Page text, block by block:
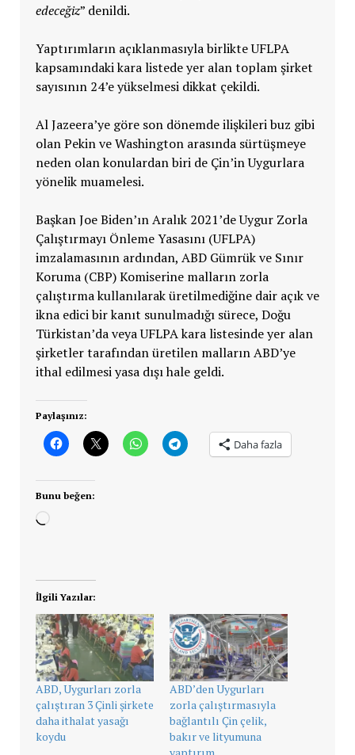
edeceğiz” denildi.
Yaptırımların açıklanmasıyla birlikte UFLPA
kapsamındaki kara listede yer alan toplam şirket
sayısının 24’e yükselmesi dikkat çekildi.
Al Jazeera’ye göre son dönemde ilişkileri buz gibi
olan Pekin ve Washington arasında sürtüşmeye
neden olan konulardan biri de Çin’in Uygurlara
yönelik muamelesi.
Başkan Joe Biden’ın Aralık 2021’de Uygur Zorla
Çalıştırmayı Önleme Yasasını (UFLPA)
imzalamasının ardından, ABD Gümrük ve Sınır
Koruma (CBP) Komiserine malların zorla
çalıştırma kullanılarak üretilmediğine dair açık ve
ikna edici bir kanıt sunulmadığı sürece, Doğu
Türkistan’da veya UFLPA kara listesinde yer alan
şirketler tarafından üretilen malların ABD’ye
ithal edilmesi yasa dışı hale geldi.
Paylaşınız:
Daha fazla
Bunu beğen:
Yükleniyor...
İlgili Yazılar:
ABD, Uygurları zorla
çalıştıran 3 Çinli şirkete
daha ithalat yasağı
koydu
ABD’den Uygurları
zorla çalıştırmasıyla
bağlantılı Çin çelik,
bakır ve lityumuna